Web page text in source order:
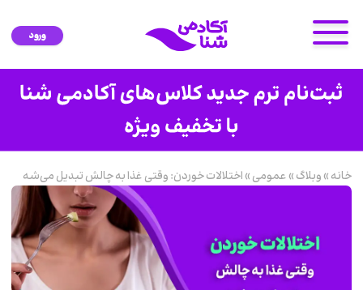
ورود
خانه»وبلاگ»عمومی»اختلالات خوردن: وقتی غذا به چالش تبدیل می‌شه